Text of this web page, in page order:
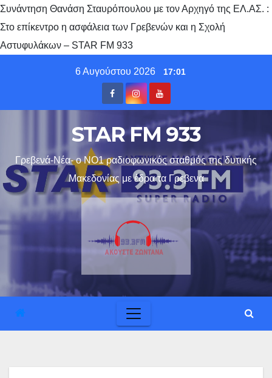
Συνάντηση Θανάση Σταυρόπουλου με τον Αρχηγό της ΕΛ.ΑΣ. :
Στο επίκεντρο η ασφάλεια των Γρεβενών και η Σχολή
Αστυφυλάκων – STAR FM 933
6 Αυγούστου 2026 17:01
STAR FM 933
Γρεβενά-Νέα- ο ΝΟ1 ραδιοφωνικός σταθμός της δυτικής
Μακεδονίας με έδρα τα Γρεβενα